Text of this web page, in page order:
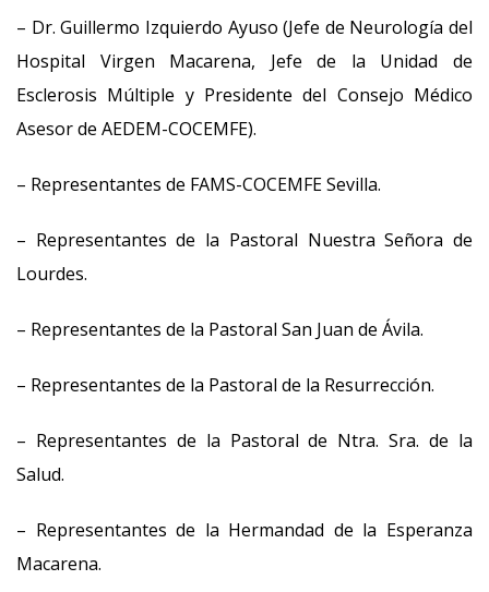
– Dr. Guillermo Izquierdo Ayuso (Jefe de Neurología del
Hospital Virgen Macarena, Jefe de la Unidad de
Esclerosis Múltiple y Presidente del Consejo Médico
Asesor de AEDEM-COCEMFE).
– Representantes de FAMS-COCEMFE Sevilla.
– Representantes de la Pastoral Nuestra Señora de
Lourdes.
– Representantes de la Pastoral San Juan de Ávila.
– Representantes de la Pastoral de la Resurrección.
– Representantes de la Pastoral de Ntra. Sra. de la
Salud.
– Representantes de la Hermandad de la Esperanza
Macarena.